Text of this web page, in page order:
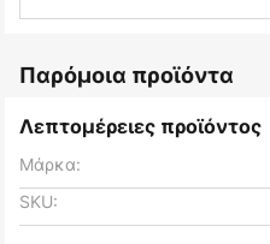
Παρόμοια προϊόντα
Λεπτομέρειες προϊόντος
Μάρκα:
SKU: